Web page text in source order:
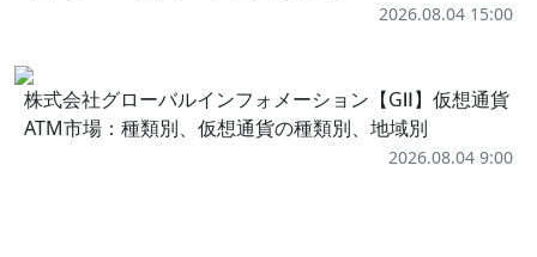
2026.08.04 15:00
株式会社グローバルインフォメーション【GⅡ】仮想通貨
ATM市場：種類別、仮想通貨の種類別、地域別
2026.08.04 9:00